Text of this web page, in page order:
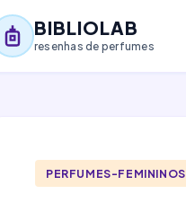
BIBLIOLAB
resenhas de perfumes
PERFUMES-FEMININOS